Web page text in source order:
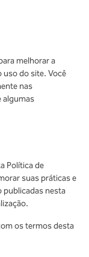
melhorar a
uso do site. Você
nas
algumas
Política de
suas práticas e
publicadas nesta
os termos desta